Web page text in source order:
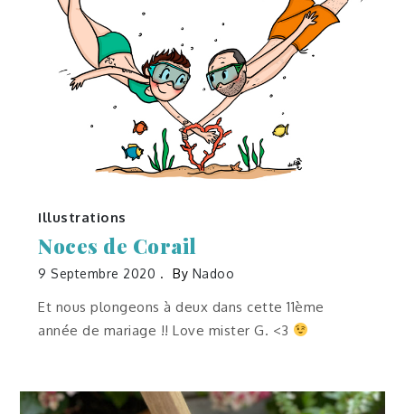
Illustrations
Noces de Corail
9 Septembre 2020 By Nadoo
Et nous plongeons à deux dans cette 11ème
année de mariage !! Love mister G. <3